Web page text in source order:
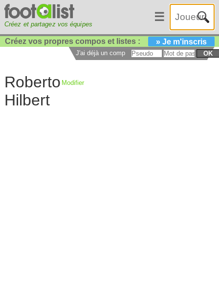
Créez et partagez vos équipes
☰
Créez vos propres compos et listes : » Je m'inscris
J'ai déjà un compte : OK
Roberto
Hilbert
Modifier